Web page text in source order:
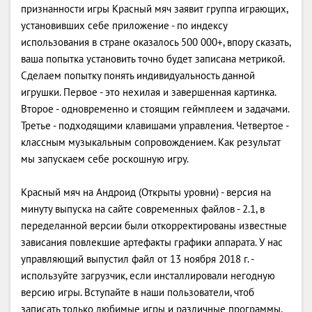
признанности игры Красный мяч заявит группа играющих,
установивших себе приложение - по индексу
использования в стране оказалось 500 000+, впору сказать,
ваша попытка установить точно будет записана метрикой.
Сделаем попытку понять индивидуальность данной
игрушки. Первое - это нехилая и завершенная картинка.
Второе - одновременно и стоящим геймплеем и задачами.
Третье - подходящими клавишами управления. Четвертое -
классным музыкальным сопровождением. Как результат
мы запускаем себе роскошную игру.
Красный мяч на Андроид (Открыты уровни) - версия на
минуту выпуска на сайте современных файлов - 2.1, в
переделанной версии были откорректированы известные
зависания повлекшие артефакты графики аппарата. У нас
управляющий выпустил файл от 13 ноября 2018 г. -
используйте загрузчик, если инсталлировали негодную
версию игры. Вступайте в наши пользователи, чтоб
записать только любимые игры и различные программы,